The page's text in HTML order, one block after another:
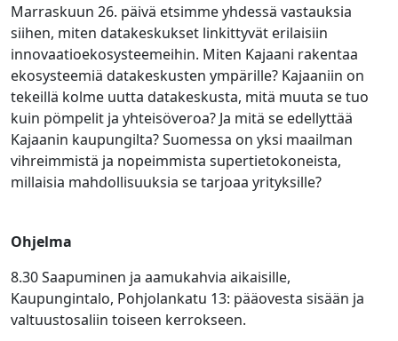
Marraskuun 26. päivä etsimme yhdessä vastauksia
siihen, miten datakeskukset linkittyvät erilaisiin
innovaatioekosysteemeihin. Miten Kajaani rakentaa
ekosysteemiä datakeskusten ympärille? Kajaaniin on
tekeillä kolme uutta datakeskusta, mitä muuta se tuo
kuin pömpelit ja yhteisöveroa? Ja mitä se edellyttää
Kajaanin kaupungilta? Suomessa on yksi maailman
vihreimmistä ja nopeimmista supertietokoneista,
millaisia mahdollisuuksia se tarjoaa yrityksille?
Ohjelma
8.30 Saapuminen ja aamukahvia aikaisille,
Kaupungintalo, Pohjolankatu 13​: pääovesta sisään ja
valtuustosaliin toiseen kerrokseen.